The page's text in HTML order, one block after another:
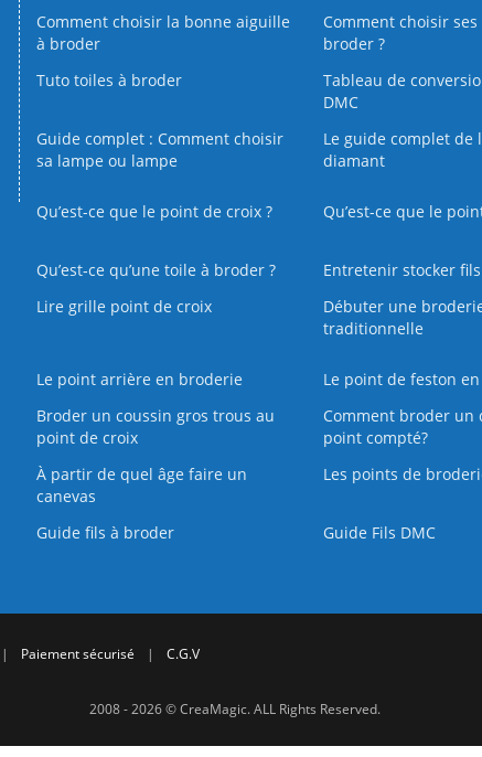
Comment choisir la bonne aiguille
à broder
Comment choisir ses
broder ?
Tuto toiles à broder
Tableau de
DMC
Guide complet : Comment choisir
sa lampe ou lampe
Le guide complet de
diamant
Qu’est-ce que le point de croix ? Qu’est-ce que le
Qu’est‑ce qu’une toile à broder ?
Entretenir stocker
Lire grille point de croix
Débuter une
traditionnelle
Le point arrière en broderie
Le point de feston
Broder un coussin gros trous au
point de croix
Comment broder un
point compté?
À partir de quel âge faire un
canevas
Les points de
Guide fils à broder Guide Fils DMC
| Paiement sécurisé | C.G.V
2008 - 2026 © CreaMagic. ALL Rights Reserved.